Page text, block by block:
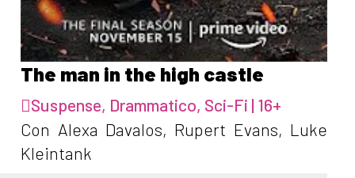
The man in the high castle
Suspense, Drammatico, Sci-Fi | 16+
Con Alexa Davalos, Rupert Evans, Luke
Kleintank